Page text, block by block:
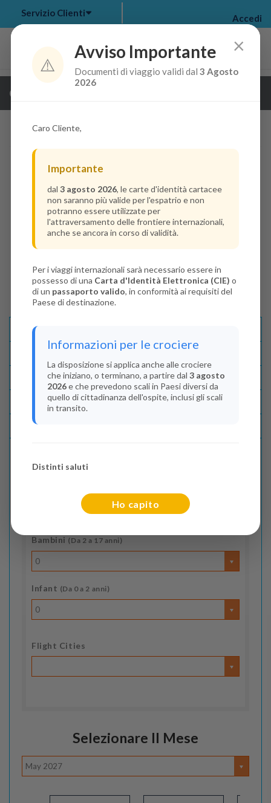
my bookings >
Servizio Clienti Accedi
Guarda i dettagli della crociera
Disponibilità
Condizioni
Recensioni
Indica il numero dei passeggeri
(Da 18 anni)
Bambini (Da 2 a 17 anni)
0
Infant (Da 0 a 2 anni)
0
Flight Cities
Selezionare Il Mese
May 2027
×
⚠️
Avviso Importante
Documenti di viaggio validi dal3 Agosto
2026
Caro Cliente,
Importante
dal 3 agosto 2026, le carte d'identità cartacee
non saranno più valide per l'espatrio e non
potranno essere utilizzate per
l'attraversamento delle frontiere internazionali,
anche se ancora in corso di validità.
Per i viaggi internazionali sarà necessario essere in
possesso di una Carta d'Identità Elettronica (CIE) o
di un passaporto valido, in conformità ai requisiti del
Paese di destinazione.
Informazioni per le crociere
La disposizione si applica anche alle crociere
che iniziano, o terminano, a partire dal 3 agosto
2026e che prevedono scali in Paesi diversi da
quello di cittadinanza dell'ospite, inclusi gli scali
in transito.
Distinti saluti
Ho capito